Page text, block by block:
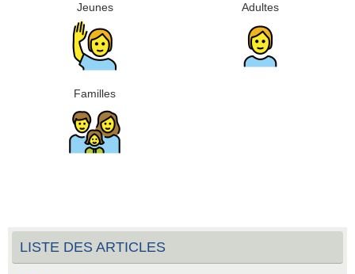
Jeunes Adultes
Familles
LISTE DES ARTICLES